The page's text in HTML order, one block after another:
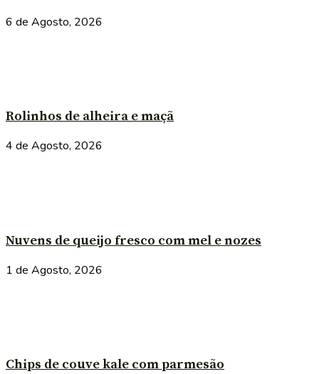
6 de Agosto, 2026
Rolinhos de alheira e maçã
4 de Agosto, 2026
Nuvens de queijo fresco com mel e nozes
1 de Agosto, 2026
Chips de couve kale com parmesão